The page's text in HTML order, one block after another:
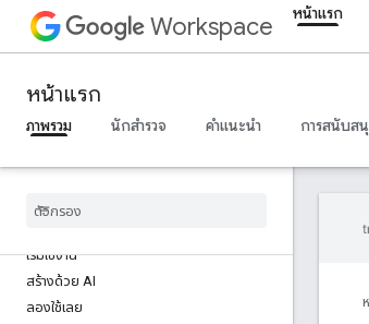
Workspace หน้าแรก
หน้าแรก
ภาพรวม นักสำรวจ คำแนะนำ การสนับส
หน้าแรก
เริ่มใช้งาน
สร้างด้วย AI
ลองใช้เลย